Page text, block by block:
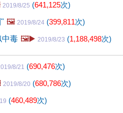
2019/8/25 (641,125次)
🖼️ 2019/8/24 (399,811次)
中毒 🖼️▶️ 2019/8/23 (1,188,498次)
8/21 (690,476次)
2019/8/20 (680,786次)
(460,489次)